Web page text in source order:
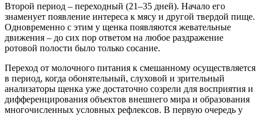
Второй период – переходный (21–35 дней). Начало его
знаменует появление интереса к мясу и другой твердой пище.
Одновременно с этим у щенка появляются жевательные
движения – до сих пор ответом на любое раздражение
ротовой полости было только сосание.
Переход от молочного питания к смешанному осуществляется
в период, когда обонятельный, слуховой и зрительный
анализаторы щенка уже достаточно созрели для восприятия и
дифференцирования объектов внешнего мира и образования
многочисленных условных рефлексов. В первую очередь у